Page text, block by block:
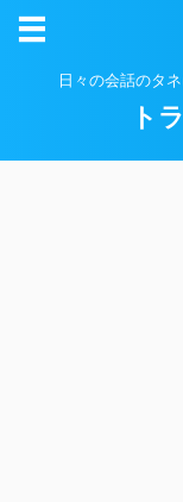
日々の会話のタ
ト